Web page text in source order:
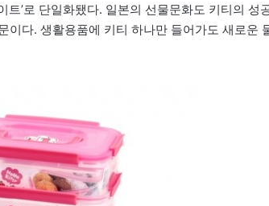
’로 단일화됐다. 일본의 선물문화도 키티의 성
이다. 생활용품에 키티 하나만 들어가도 새로운